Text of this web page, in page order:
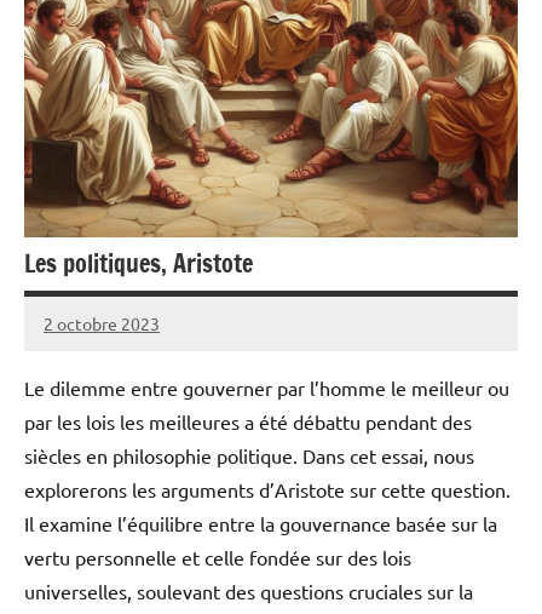
Les politiques, Aristote
2 octobre 2023
Pierre
Aucun
Le dilemme entre gouverner par l’homme le meilleur ou
par les lois les meilleures a été débattu pendant des
siècles en philosophie politique. Dans cet essai, nous
explorerons les arguments d’Aristote sur cette question.
Il examine l’équilibre entre la gouvernance basée sur la
vertu personnelle et celle fondée sur des lois
universelles, soulevant des questions cruciales sur la